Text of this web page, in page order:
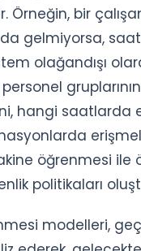
Örneğin, bir
gelmiyorsa,
olağandışı
personel
hangi saatlarda
öğrenmesi ile
politikaları
modelleri,